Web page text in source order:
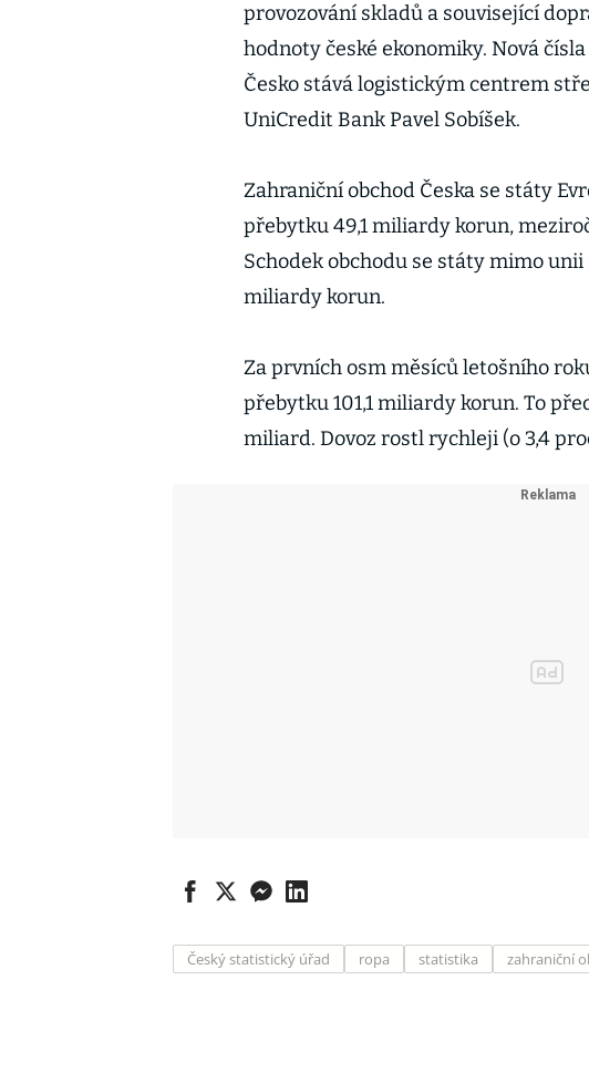
provozování skladů a související
hodnoty české ekonomiky. Nová
Česko stává logistickým centrem
UniCredit Bank Pavel Sobíšek.
Zahraniční obchod Česka se státy
přebytku 49,1 miliardy korun,
Schodek obchodu se státy mimo
miliardy korun.
Za prvních osm měsíců letošního
přebytku 101,1 miliardy korun. To
miliard. Dovoz rostl rychleji (o 3,4
Český statistický úřad ropa statistika zahraniční